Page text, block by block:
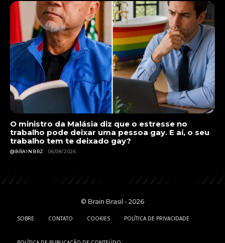
O ministro da Malásia diz que o estresse no
trabalho pode deixar uma pessoa gay. E aí, o seu
trabalho tem te deixado gay?
@BRAINBRZ 06/08/2026
© Brain Brasil - 2026
SOBRE CONTATO COOKIES POLÍTICA DE PRIVACIDADE